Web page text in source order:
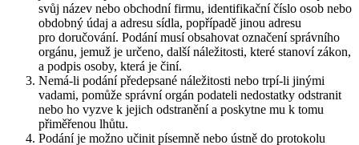
svůj název nebo obchodní firmu, identifikační číslo osob nebo
obdobný údaj a adresu sídla, popřípadě jinou adresu
pro doručování. Podání musí obsahovat označení správního
orgánu, jemuž je určeno, další náležitosti, které stanoví zákon,
a podpis osoby, která je činí.
Nemá-li podání předepsané náležitosti nebo trpí-li jinými
vadami, pomůže správní orgán podateli nedostatky odstranit
nebo ho vyzve k jejich odstranění a poskytne mu k tomu
přiměřenou lhůtu.
Podání je možno učinit písemně nebo ústně do protokolu